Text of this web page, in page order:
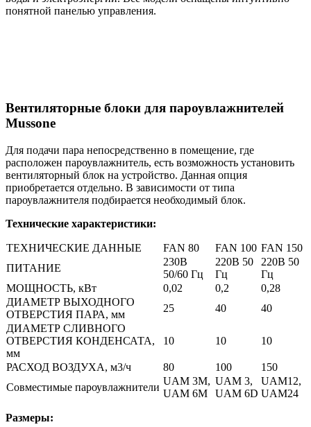
понятной панелью управления.
Вентиляторные блоки для пароувлажнителей
Mussone
Для подачи пара непосредственно в помещение, где
расположен пароувлажнитель, есть возможность установить
вентиляторный блок на устройство. Данная опция
приобретается отдельно. В зависимости от типа
пароувлажнителя подбирается необходимый блок.
Технические характеристики:
ТЕХНИЧЕСКИЕ ДАННЫЕ FAN 80 FAN 100 FAN 150
ПИТАНИЕ
230В
50/60 Гц
220В 50
Гц
220В 50
Гц
МОЩНОСТЬ, кВт
0,02 0,2
0,28
ДИАМЕТР ВЫХОДНОГО
ОТВЕРСТИЯ ПАРА, мм
25 40
40
ДИАМЕТР СЛИВНОГО
ОТВЕРСТИЯ КОНДЕНСАТА,
мм
10 10 10
РАСХОД ВОЗДУХА, м3/ч 80 100
150
Совместимые пароувлажнители
UAM 3M,
UAM 6M
UAM 3,
UAM 6D
UAM12,
UAM24
Размеры: